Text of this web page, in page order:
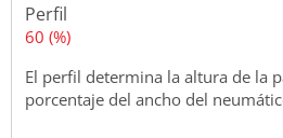
Perfil
60 (%)
El perfil determina la altura de la
porcentaje del ancho del